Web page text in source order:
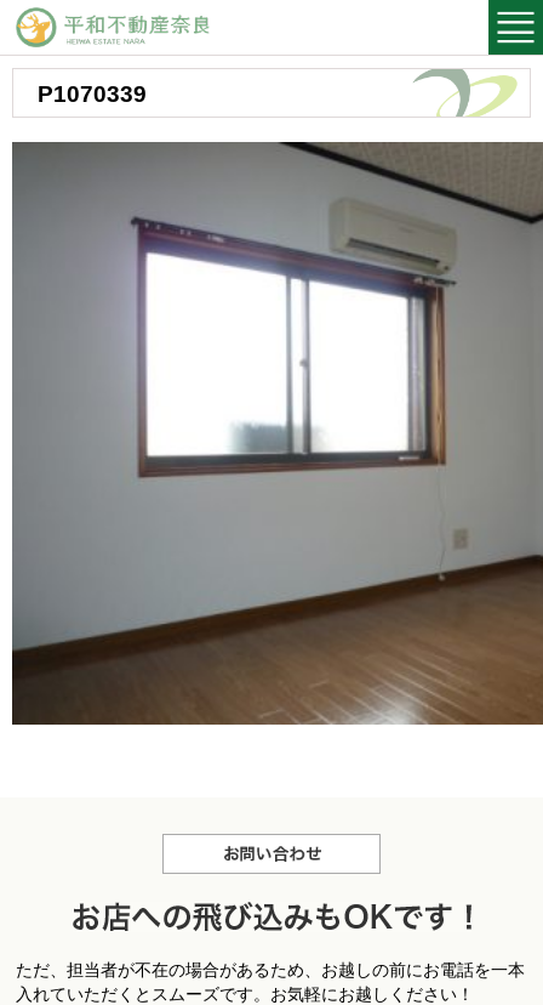
平和不動産奈良
P1070339
店への飛び込みもＯＫです！
ただ、担当者が不在の場合があるため、お越しの前にお電話を一本
入れていただくとスムーズです。お気軽にお越しください！